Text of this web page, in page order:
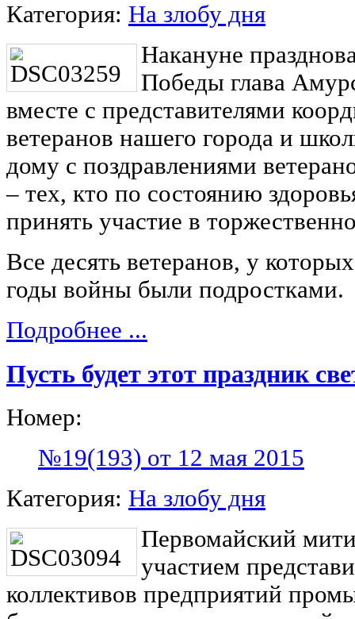
Категория: На злобу дня
Накануне
Победы глава
вместе с представителями
ветеранов нашего города и
дому с поздравлениями
– тех, кто по состоянию
принять участие в
Все десять ветеранов, у
годы войны были подростками.
Подробнее ...
Пусть будет этот праздник
Номер:
№19(193) от 12 мая 2015
Категория: На злобу дня
Первомайский
участием
коллективов предприятий